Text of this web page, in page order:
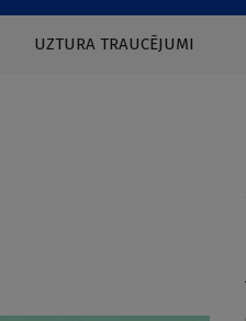
UZTURA TRAUCĒJUMI